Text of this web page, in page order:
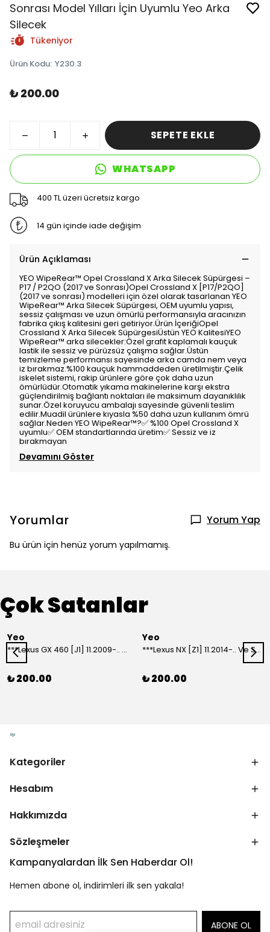
Sonrası Model Yılları İçin Uyumlu Yeo Arka
Silecek
Tükeniyor
Ürün Kodu: Y230.3
₺ 200.00
SEPETE EKLE
WHATSAPP
400 TL üzeri ücretsiz kargo
14 gün içinde iade değişim
Ürün Açıklaması
YEO WipeRear™️ Opel Crossland X Arka Silecek Süpürgesi –
P17 / P2QO (2017 ve Sonrası)Opel Crossland X [P17/P2QO]
(2017 ve sonrası) modelleri için özel olarak tasarlanan YEO
WipeRear™️ Arka Silecek Süpürgesi, OEM uyumlu yapısı,
sessiz çalışması ve uzun ömürlü performansıyla aracınızın
fabrika çıkış kalitesini geri getiriyor.Ürün İçeriğiOpel
Crossland X Arka Silecek SüpürgesiÜstün YEO KalitesiYEO
WipeRear™️ arka silecekler:Özel grafit kaplamalı kauçuk
lastik ile sessiz ve pürüzsüz çalışma sağlar.Üstün
temizleme performansı sayesinde arka camda nem veya
iz bırakmaz.%100 kauçuk hammaddeden üretilmiştir.Çelik
iskelet sistemi, rakip ürünlere göre çok daha uzun
ömürlüdür.Otomatik yıkama makinelerine karşı ekstra
güçlendirilmiş bağlantı noktaları ile maksimum dayanıklılık
sunar.Özel koruyucu ambalajı sayesinde güvenli teslim
edilir.Muadil ürünlere kıyasla %50 daha uzun kullanım ömrü
sağlar.Neden YEO WipeRear™️?✅ %100 Opel Crossland X
uyumlu✅ OEM standartlarında üretim✅ Sessiz ve iz
bırakmayan
Devamını Göster
Yorumlar Yorum Yap
Bu ürün için henüz yorum yapılmamış.
Çok Satanlar
Yeo
***Lexus GX 460 [J1] 11.2009-.. Ve Sonrası Model Yılları İçin Uyumlu Yeo Arka Silecek
₺ 200.00
Yeo
***Lexus NX [Z1] 11.2014-.. Ve Sonrası Model Yılları İçin Uyumlu Yeo Arka Silecek
₺ 200.00
Kategoriler
Hesabım
Hakkımızda
Sözleşmeler
Kampanyalardan İlk Sen Haberdar Ol!
Hemen abone ol, indirimleri ilk sen yakala!
ABONE OL